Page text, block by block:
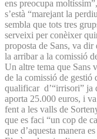
ens preocupa
s’està “marejant la
sembla que tots tres
serveixi per conèixer
proposta de Sans, va dir
la arribar a la comissió
Un altre tema que Sans
de la comissió de
qualificar d’“irrisori” ja
aporta 25.000 euros, i
fent a les valls de
que es faci “un cop de
que d’aquesta manera